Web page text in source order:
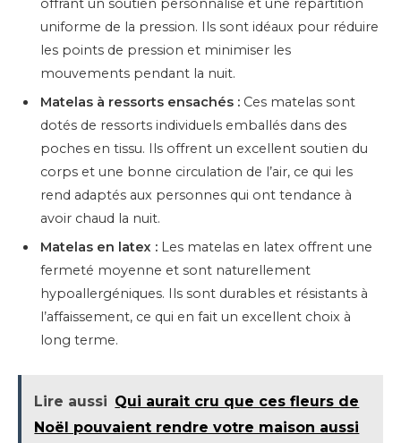
uniforme de la pression. Ils sont idéaux pour réduire
les points de pression et minimiser les
mouvements pendant la nuit.
Matelas à ressorts ensachés : Ces matelas sont
dotés de ressorts individuels emballés dans des
poches en tissu. Ils offrent un excellent soutien du
corps et une bonne circulation de l’air, ce qui les
rend adaptés aux personnes qui ont tendance à
avoir chaud la nuit.
Matelas en latex : Les matelas en latex offrent une
fermeté moyenne et sont naturellement
hypoallergéniques. Ils sont durables et résistants à
l’affaissement, ce qui en fait un excellent choix à
long terme.
Lire aussi Qui aurait cru que ces fleurs de
Noël pouvaient rendre votre maison aussi